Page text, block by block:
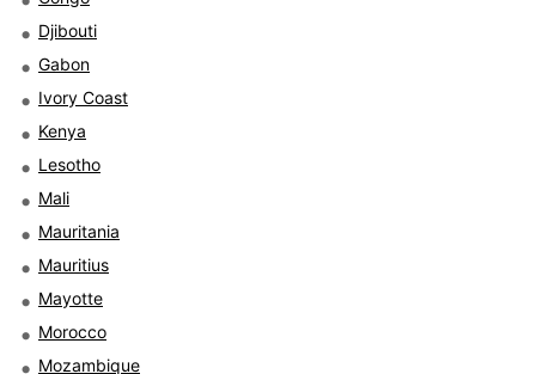
Djibouti
Gabon
Ivory Coast
Kenya
Lesotho
Mali
Mauritania
Mauritius
Mayotte
Morocco
Mozambique